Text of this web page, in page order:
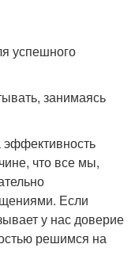
успешного
занимаясь
что все мы,
Если
у нас доверие
решимся на